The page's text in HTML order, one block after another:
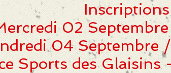
Inscriptions
02
04 Septembre
Sports des Glaisins